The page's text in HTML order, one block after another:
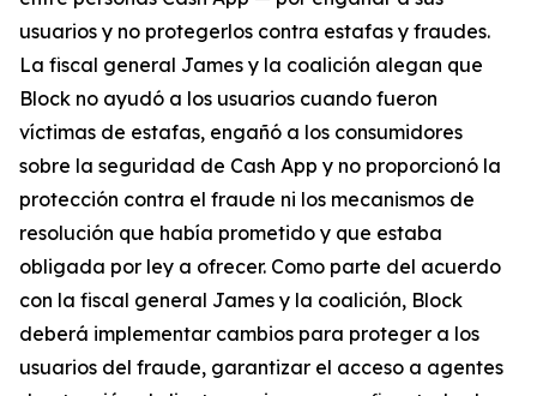
usuarios y no protegerlos contra estafas y fraudes.
La fiscal general James y la coalición alegan que
Block no ayudó a los usuarios cuando fueron
víctimas de estafas, engañó a los consumidores
sobre la seguridad de Cash App y no proporcionó la
protección contra el fraude ni los mecanismos de
resolución que había prometido y que estaba
obligada por ley a ofrecer. Como parte del acuerdo
con la fiscal general James y la coalición, Block
deberá implementar cambios para proteger a los
usuarios del fraude, garantizar el acceso a agentes